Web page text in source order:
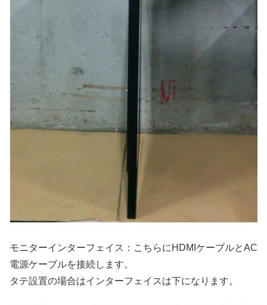
モニターインターフェイス：こちらにHDMIケーブルとAC
電源ケーブルを接続します。
タテ設置の場合はインターフェイスは下になります。